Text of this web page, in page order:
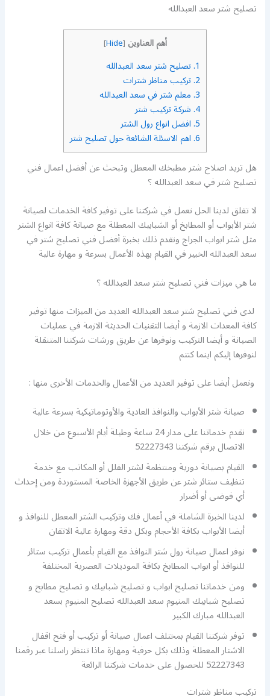
تصليح شتر سعد العبدالله
أهم العناوين [
Hide
]
1. تصليح شتر سعد العبدالله
2. تركيب مناظر شترات
3. معلم شتر في سعد العبدالله
4. شركة تركيب شتر
5. افضل انواع رول الشتر
6. اهم الاسئلة الشائعة حول تصليح شتر
هل تريد اصلاح شتر مطبخك المعطل وتبحث عن أفضل اعمال فني
تصليح شتر في سعد العبدالله ؟
لا تقلق لدينا الحل نعمل في شركتنا على توفير كافة الخدمات لصيانة
شتر الأبواب أو المطابخ أو الشبابيك المعطلة مع صيانة كافة انواع الشتر
مثل شتر ابواب الجراج ونقدم ذلك بخبرة أفضل فني تصليح شتر في
سعد العبدالله الخبير في القيام بهذه الأعمال بسرعة و مهارة عالية
ما هي ميزات فني تصليح شتر سعد العبدالله ؟
لدى فني تصليح شتر سعد العبدالله العديد من الميزات منها توفير
كافة المعدات الازمة و أيضا التقنيات الحديثة الازمة في عمليات
الصيانة و أيضا التركيب ونوفرها عن طريق ورشات شركتنا المتنقلة
لنوفرها إليكم اينما كنتم
ونعمل أيضا على توفير العديد من الأعمال والخدمات الأخرى منها :
صيانة شتر الأبواب والنوافذ العادية والأوتوماتيكية بسرعة عالية
نقدم خدماتنا على مدار 24 ساعة وطيلة أيام الأسبوع من خلال
الاتصال برقم شركتنا 52227343
القيام بصيانة دورية ومنتظمة لشتر الفلل أو المكاتب مع خدمة
تنظيف ستائر شتر عن طريق الأجهزة الخاصة المستوردة ومن إحداث
أي فوضى أو أضرار
لدينا الخبرة الشاملة في أعمال فك وتركيب الشتر المعطل للنوافذ و
أيضا الأبواب بكافة الأحجام وبكل دقة ومهارة عالية الاتقان
نوفر اعمال صيانة رول شتر النوافذ مع القيام بأعمال تركيب ستائر
للنوافذ أو ابواب المطابخ بكافة الموديلات العصرية المختلفة
ومن خدماتنا تصليح ابواب و تصليح شبابيك و تصليح مطابح و
تصليح شبابيك المنيوم سعد العبدالله تصليح المنيوم بسعد
العبدالله مبارك الكبير
توفر شركتنا القيام بمختلف اعمال صيانة أو تركيب أو فتح اقفال
الاشتار المعطلة وذلك بكل حرفية ومهارة ماذا تنتظر راسلنا عبر رقمنا
52227343 للحصول على خدمات شركتنا الرائعة